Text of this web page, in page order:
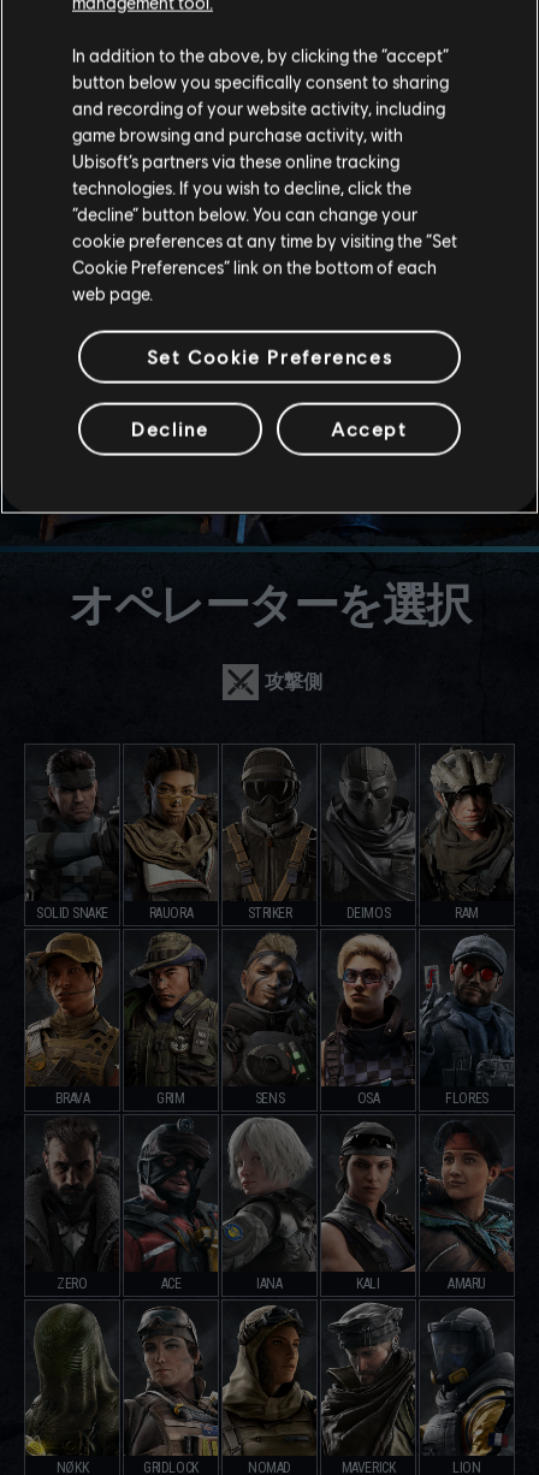
エリートスキン
オペレーターを選択
攻撃側
SOLID SNAKE RAUORA STRIKER DEIMOS RAM
BRAVA GRIM SENS OSA FLORES
ZERO ACE IANA KALI AMARU
NØKK GRIDLOCK NOMAD MAVERICK LION
In addition to the above, by clicking the “accept”
button below you specifically consent to sharing
and recording of your website activity, including
game browsing and purchase activity, with
Ubisoft’s partners via these online tracking
technologies. If you wish to decline, click the
“decline” button below. You can change your
cookie preferences at any time by visiting the “Set
Cookie Preferences” link on the bottom of each
web page.
Set Cookie Preferences
Decline Accept